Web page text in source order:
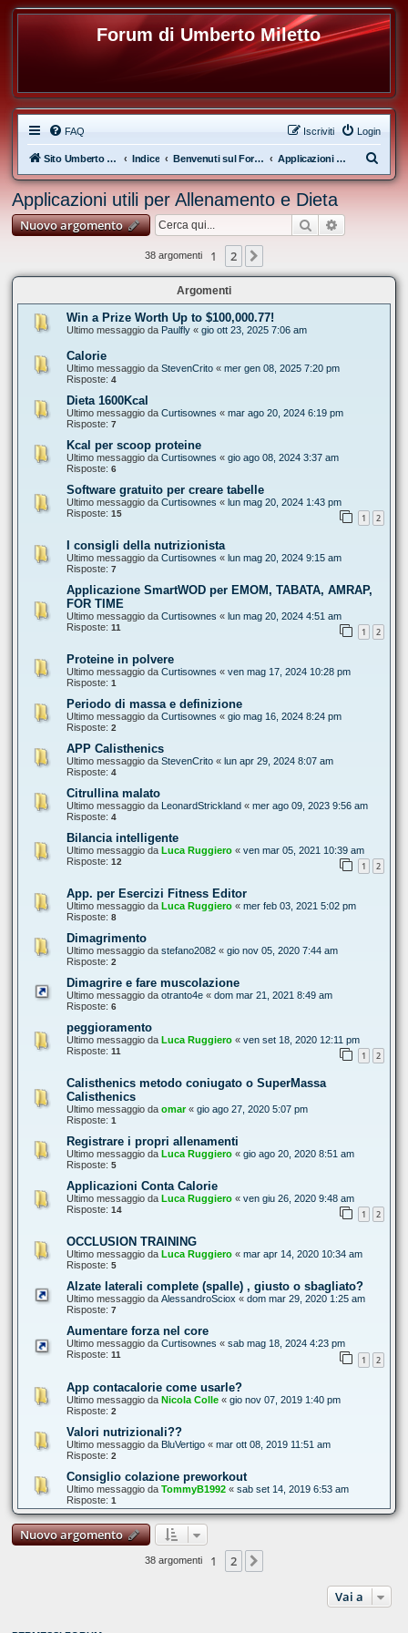
Forum di Umberto Miletto
FAQ Login
Iscriviti
Sito Umberto Miletto Indice Benvenuti sul Forum di Umberto Miletto Applicazioni utili per Allenamento e Dieta
e
Applicazioni utili per Allenamento e Dieta
Nuovo argomento Cerca
38 argomenti 1 2
Argomenti
Win a Prize Worth Up to $100,000.77!
Ultimo messaggio da Paulfly « gio ott 23, 2025 7:06 am
Calorie
Ultimo messaggio da StevenCrito « mer gen 08, 2025 7:20 pm
Risposte: 4
Dieta 1600Kcal
Ultimo messaggio da Curtisownes « mar ago 20, 2024 6:19 pm
Risposte: 7
Kcal per scoop proteine
Ultimo messaggio da Curtisownes « gio ago 08, 2024 3:37 am
Risposte: 6
Software gratuito per creare tabelle
Ultimo messaggio da Curtisownes « lun mag 20, 2024 1:43 pm
Risposte: 15 1 2
I consigli della nutrizionista
Ultimo messaggio da Curtisownes « lun mag 20, 2024 9:15 am
Risposte: 7
Applicazione SmartWOD per EMOM, TABATA, AMRAP,
FOR TIME
Ultimo messaggio da Curtisownes « lun mag 20, 2024 4:51 am
Risposte: 11 1 2
Proteine in polvere
Ultimo messaggio da Curtisownes « ven mag 17, 2024 10:28 pm
Risposte: 1
Periodo di massa e definizione
Ultimo messaggio da Curtisownes « gio mag 16, 2024 8:24 pm
Risposte: 2
APP Calisthenics
Ultimo messaggio da StevenCrito « lun apr 29, 2024 8:07 am
Risposte: 4
Citrullina malato
Ultimo messaggio da LeonardStrickland « mer ago 09, 2023 9:56 am
Risposte: 4
Bilancia intelligente
Ultimo messaggio da Luca Ruggiero « ven mar 05, 2021 10:39 am
Risposte: 12 1 2
App. per Esercizi Fitness Editor
Ultimo messaggio da Luca Ruggiero « mer feb 03, 2021 5:02 pm
Risposte: 8
Dimagrimento
Ultimo messaggio da stefano2082 « gio nov 05, 2020 7:44 am
Risposte: 2
Dimagrire e fare muscolazione
Ultimo messaggio da otranto4e « dom mar 21, 2021 8:49 am
Risposte: 6
peggioramento
Ultimo messaggio da Luca Ruggiero « ven set 18, 2020 12:11 pm
Risposte: 11 1 2
Calisthenics metodo coniugato o SuperMassa
Calisthenics
Ultimo messaggio da omar« gio ago 27, 2020 5:07 pm
Risposte: 1
Registrare i propri allenamenti
Ultimo messaggio da Luca Ruggiero « gio ago 20, 2020 8:51 am
Risposte: 5
Applicazioni Conta Calorie
Ultimo messaggio da Luca Ruggiero « ven giu 26, 2020 9:48 am
Risposte: 14 1 2
OCCLUSION TRAINING
Ultimo messaggio da Luca Ruggiero « mar apr 14, 2020 10:34 am
Risposte: 5
Alzate laterali complete (spalle) , giusto o sbagliato?
Ultimo messaggio da AlessandroSciox « dom mar 29, 2020 1:25 am
Risposte: 7
Aumentare forza nel core
Ultimo messaggio da Curtisownes « sab mag 18, 2024 4:23 pm
Risposte: 11 1 2
App contacalorie come usarle?
Ultimo messaggio da Nicola Colle « gio nov 07, 2019 1:40 pm
Risposte: 2
Valori nutrizionali??
Ultimo messaggio da BluVertigo « mar ott 08, 2019 11:51 am
Risposte: 2
Consiglio colazione preworkout
Ultimo messaggio da TommyB1992 « sab set 14, 2019 6:53 am
Risposte: 1
Nuovo argomento
38 argomenti 1 2
Vai a